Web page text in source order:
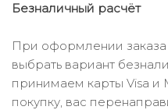
Безналичный расчёт
При оформлении
выбрать вариант
принимаем карты Visa и
покупку, вас